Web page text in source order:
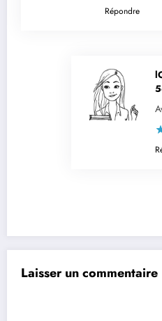
Répondre
Laisser un commentaire